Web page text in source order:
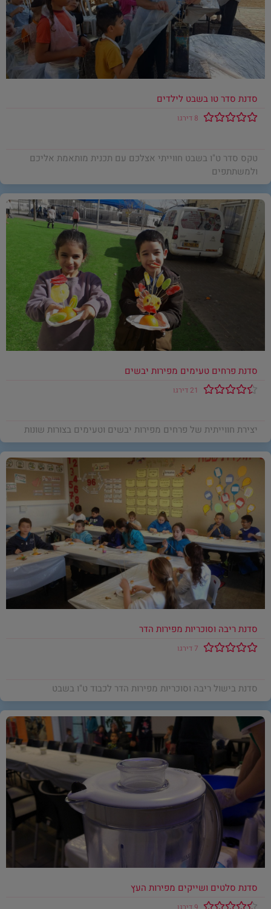
סדנת סדר טו בשבט לילדים
טקס סדר ט"ו בשבט חווייתי אצלכם עם תכנית מותאמת אליכם
ולמשתתפים
סדנת פרחים טעימים מפירות יבשים
21 דירגו
יצירת חווייתית של פרחים מפירות יבשים וטעימים בצורות שונות
סדנת ריבה וסוכריות מפירות הדר
סדנת בישול ריבה וסוכריות מפירות הדר לכבוד ט"ו בשבט
סדנת סלטים ושייקים מפירות העץ